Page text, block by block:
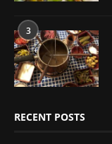
3
RECENT POSTS